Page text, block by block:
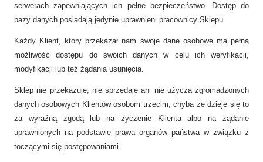
serwerach zapewniających ich pełne bezpieczeństwo. Dostęp do
bazy danych posiadają jedynie uprawnieni pracownicy Sklepu.
Każdy Klient, który przekazał nam swoje dane osobowe ma pełną
możliwość dostępu do swoich danych w celu ich weryfikacji,
modyfikacji lub też żądania usunięcia.
Sklep nie przekazuje, nie sprzedaje ani nie użycza zgromadzonych
danych osobowych Klientów osobom trzecim, chyba że dzieje się to
za wyraźną zgodą lub na życzenie Klienta albo na żądanie
uprawnionych na podstawie prawa organów państwa w związku z
toczącymi się postępowaniami.